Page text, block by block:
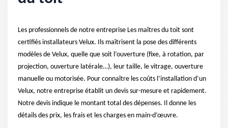
Les professionnels de notre entreprise Les maîtres du toit sont
certifiés installateurs Velux. Ils maîtrisent la pose des différents
modèles de Velux, quelle que soit l’ouverture (fixe, à rotation, par
projection, ouverture latérale…), leur taille, le vitrage, ouverture
manuelle ou motorisée. Pour connaître les coûts l’installation d’un
Velux, notre entreprise établit un devis sur-mesure et rapidement.
Notre devis indique le montant total des dépenses. Il donne les
détails des prix, les frais et les charges en main-d’œuvre.